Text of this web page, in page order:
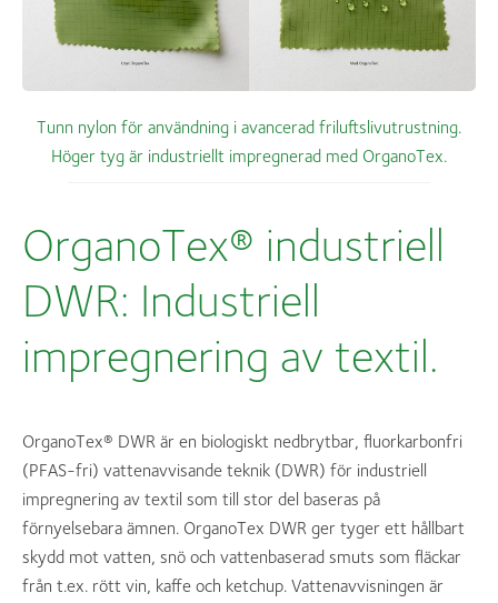
Tunn nylon för användning i avancerad friluftslivutrustning.
Höger tyg är industriellt impregnerad med OrganoTex.
OrganoTex® industriell
DWR: Industriell
impregnering av textil.
OrganoTex® DWR är en biologiskt nedbrytbar, fluorkarbonfri
(PFAS-fri) vattenavvisande teknik (DWR) för industriell
impregnering av textil som till stor del baseras på
förnyelsebara ämnen. OrganoTex DWR ger tyger ett hållbart
skydd mot vatten, snö och vattenbaserad smuts som fläckar
från t.ex. rött vin, kaffe och ketchup. Vattenavvisningen är